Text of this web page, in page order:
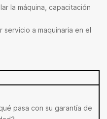
la máquina, capacitación
a maquinaria en el
pasa con su garantía de